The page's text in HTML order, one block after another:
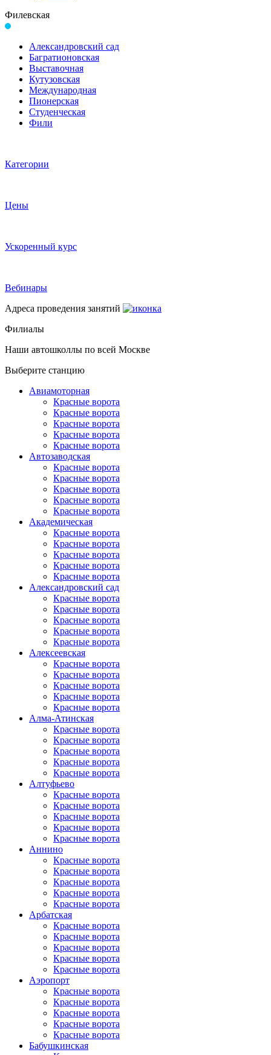
Филевская
Александровский сад
Багратионовская
Выставочная
Кутузовская
Международная
Пионерская
Студенческая
Фили
Категории
Цены
Ускоренный курс
Вебинары
Адреса проведения занятий
Филиалы
Наши автошколлы по всей Москве
Выберите станцию
Авиамоторная
Красные ворота
Красные ворота
Красные ворота
Красные ворота
Красные ворота
Автозаводская
Красные ворота
Красные ворота
Красные ворота
Красные ворота
Красные ворота
Академическая
Красные ворота
Красные ворота
Красные ворота
Красные ворота
Красные ворота
Александровский сад
Красные ворота
Красные ворота
Красные ворота
Красные ворота
Красные ворота
Алексеевская
Красные ворота
Красные ворота
Красные ворота
Красные ворота
Красные ворота
Алма-Атинская
Красные ворота
Красные ворота
Красные ворота
Красные ворота
Красные ворота
Алтуфьево
Красные ворота
Красные ворота
Красные ворота
Красные ворота
Красные ворота
Аннино
Красные ворота
Красные ворота
Красные ворота
Красные ворота
Красные ворота
Арбатская
Красные ворота
Красные ворота
Красные ворота
Красные ворота
Красные ворота
Аэропорт
Красные ворота
Красные ворота
Красные ворота
Красные ворота
Красные ворота
Бабушкинская